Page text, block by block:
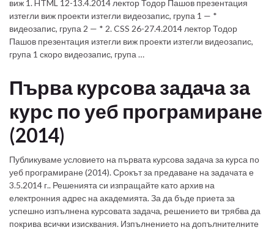
виж 1. HTML 12-13.4.2014 лектор Тодор Пашов презентация
изтегли виж проекти изтегли видеозапис, група 1 — *
видеозапис, група 2 — * 2. CSS 26-27.4.2014 лектор Тодор
Пашов презентация изтегли виж проекти изтегли видеозапис,
група 1 скоро видеозапис, група …
Първа курсова задача за
курс по уеб програмиране
(2014)
Публикуваме условието на първата курсова задача за курса по
уеб програмиране (2014). Срокът за предаване на задачата е
3.5.2014 г.. Решенията си изпращайте като архив на
електронния адрес на академията. За да бъде приета за
успешно изпълнена курсовата задача, решението ви трябва да
покрива всички изисквания. Изпълнението на допълнителните